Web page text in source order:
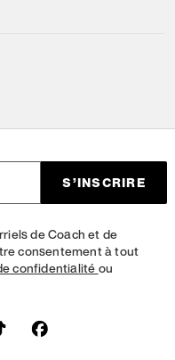
S’INSCRIRE
de Coach et de
consentement à tout
confidentialitéou